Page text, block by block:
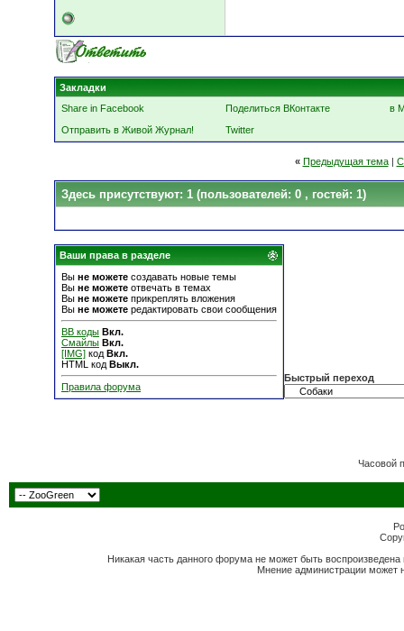
Закладки
Share in Facebook
Поделиться ВКонтакте
в
Отправить в Живой Журнал!
Twitter
« Предыдущая тема|
Здесь присутствуют: 1 (пользователей: 0 , гостей: 1)
Ваши права в разделе
Вы не можете создавать новые темы
Вы не можете отвечать в темах
Вы не можете прикреплять вложения
Вы не можете редактировать свои сообщения
BB коды Вкл.
Смайлы Вкл.
[IMG] код Вкл.
HTML код Выкл.
Правила форума
Быстрый переход
Часовой
Никакая часть данного форума не может быть
Мнение администрации может